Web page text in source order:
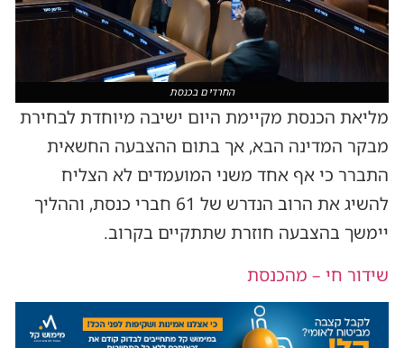
החרדים בכנסת
מליאת הכנסת מקיימת היום ישיבה מיוחדת לבחירת
מבקר המדינה הבא, אך בתום ההצבעה החשאית
התברר כי אף אחד משני המועמדים לא הצליח
להשיג את הרוב הנדרש של 61 חברי כנסת, וההליך
יימשך בהצבעה חוזרת שתתקיים בקרוב.
שידור חי – מהכנסת